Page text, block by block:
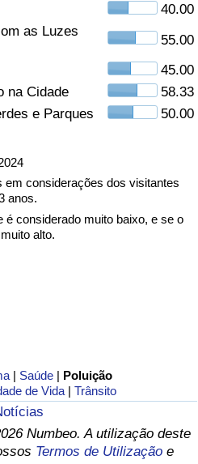
40.00
as Luzes
55.00
45.00
na Cidade
58.33
e Parques
50.00
em considerações dos visitantes
anos.
é considerado muito baixo, e se o
alto.
| Saúde | Poluição
de Vida |Trânsito
Numbeo. A utilização deste
Termos de Utilização e
País
País